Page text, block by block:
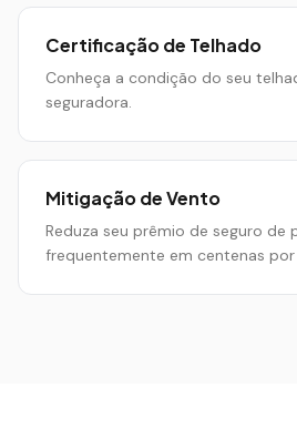
Certificação de Telhado
Conheça a condição do seu
seguradora.
Mitigação de Vento
Reduza seu prêmio de seguro de
frequentemente em centenas por